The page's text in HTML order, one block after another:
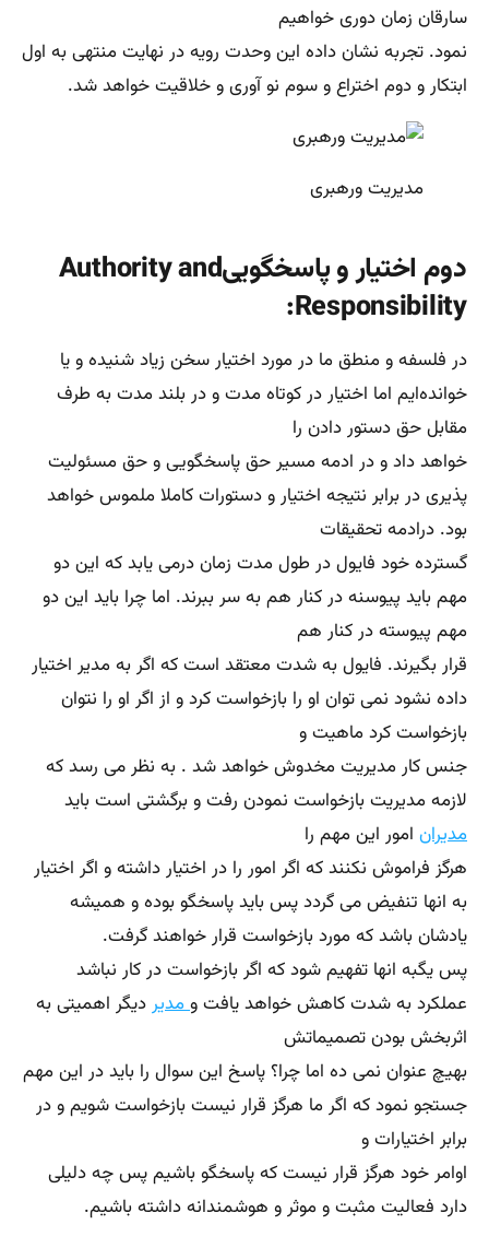
سارقان زمان دوری خواهیم
نمود. تجربه نشان داده این وحدت رویه در نهایت منتهی به اول
ابتکار و دوم اختراع و سوم نو آوری و خلاقیت خواهد شد.
مدیریت ورهبری
دوم اختیار و پاسخگوییAuthority and
Responsibility:
در فلسفه و منطق ما در مورد اختیار سخن زیاد شنیده و یا
خوانده‌ایم اما اختیار در کوتاه مدت و در بلند مدت به طرف
مقابل حق دستور دادن را
خواهد داد و در ادمه مسیر حق پاسخگویی و حق مسئولیت
پذیری در برابر نتیجه اختیار و دستورات کاملا ملموس خواهد
بود. درادمه تحقیقات
گسترده خود فایول در طول مدت زمان درمی یابد که این دو
مهم باید پیوسنه در کنار هم به سر ببرند. اما چرا باید این دو
مهم پیوسته در کنار هم
قرار بگیرند. فایول به شدت معتقد است که اگر به مدیر اختیار
داده نشود نمی توان او را بازخواست کرد و از اگر او را نتوان
بازخواست کرد ماهیت و
جنس کار مدیریت مخدوش خواهد شد . به نظر می رسد که
لازمه مدیریت بازخواست نمودن رفت و برگشتی است باید
مدیران امور این مهم را
هرگز فراموش نکنند که اگر امور را در اختیار داشته و اگر اختیار
به انها تنفیض می گردد پس باید پاسخگو بوده و همیشه
یادشان باشد که مورد بازخواست قرار خواهند گرفت.
پس یگبه انها تفهیم شود که اگر بازخواست در کار نباشد
عملکرد به شدت کاهش خواهد یافت ومدیر دیگر اهمیتی به
اثربخش بودن تصمیماتش
بهیچ عنوان نمی ده اما چرا؟ پاسخ این سوال را باید در این مهم
جستجو نمود که اگر ما هرگز قرار نیست بازخواست شویم و در
برابر اختیارات و
اوامر خود هرگز قرار نیست که پاسخگو باشیم پس چه دلیلی
دارد فعالیت مثبت و موثر و هوشمندانه داشته باشیم.